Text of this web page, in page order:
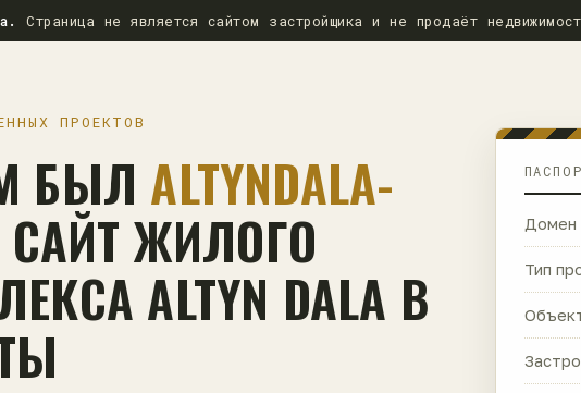
Страница не является сайтом застройщика и не продаёт
ПРОЕКТОВ
БЫЛ ALTYNDALA-
САЙТ ЖИЛОГО
ALTYN DALA В
Домен
Тип